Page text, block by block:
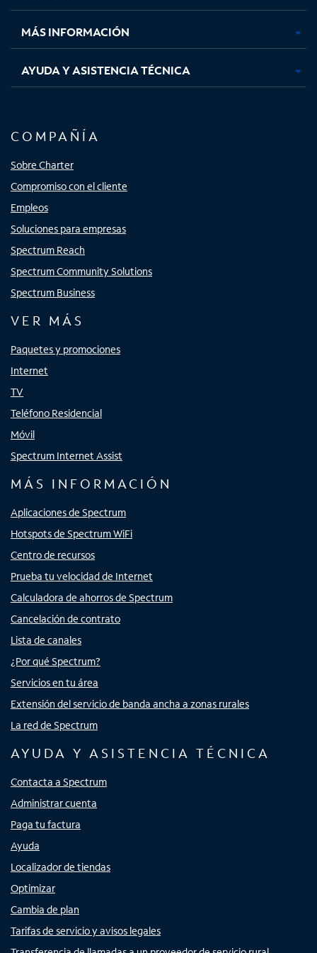
nuevanuevanuevanueva
MÁS INFORMACIÓN
AYUDA Y ASISTENCIA TÉCNICA
COMPAÑÍA
Sobre Charter
Compromiso con el cliente
Empleos
Soluciones para empresas
Spectrum Reach
Spectrum Community Solutions
Spectrum Business
VER MÁS
Paquetes y promociones
Internet
TV
Teléfono Residencial
Móvil
Spectrum Internet Assist
MÁS INFORMACIÓN
Aplicaciones de Spectrum
Hotspots de Spectrum WiFi
Centro de recursos
Prueba tu velocidad de Internet
Calculadora de ahorros de Spectrum
Cancelación de contrato
Lista de canales
¿Por qué Spectrum?
Servicios en tu área
Extensión del servicio de banda ancha a zonas rurales
La red de Spectrum
AYUDA Y ASISTENCIA TÉCNICA
Contacta a Spectrum
Administrar cuenta
Paga tu factura
Ayuda
Localizador de tiendas
Optimizar
Cambia de plan
Tarifas de servicio y avisos legales